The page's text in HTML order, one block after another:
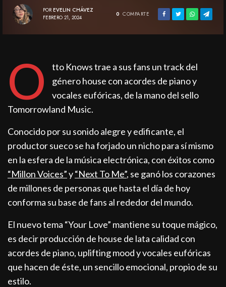
POR EVELIN CHÁVEZ
FEBRERO 21, 2024
0 COMPARTE
O
tto Knows trae a sus fans un track del
género house con acordes de piano y
vocales eufóricas, de la mano del sello
Tomorrowland Music.
Conocido por su sonido alegre y edificante, el
productor sueco se ha forjado un nicho para sí mismo
en la esfera de la música electrónica, con éxitos como
“Millon Voices”y“Next To Me”, se ganó los corazones
de millones de personas que hasta el día de hoy
conforma su base de fans al rededor del mundo.
El nuevo tema “Your Love” mantiene su toque mágico,
es decir producción de house de lata calidad con
acordes de piano, uplifting mood y vocales eufóricas
que hacen de éste, un sencillo emocional, propio de su
estilo.